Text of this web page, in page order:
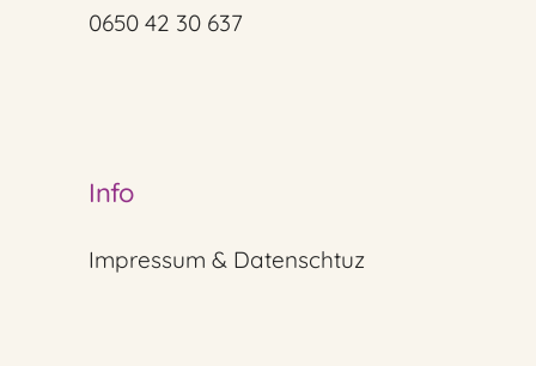
0650 42 30 637
Info
Impressum & Datenschtuz